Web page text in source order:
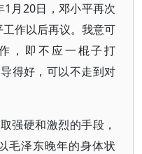
月20日，邓小平再次
作以后再议。我意可
，即不应一棍子打
得好，可以不走到对
强硬和激烈的手段，
毛泽东晚年的身体状